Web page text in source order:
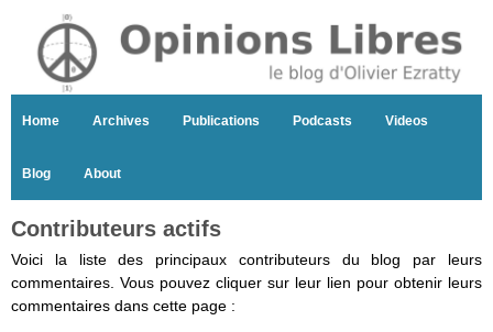
Home Archives Publications Podcasts Videos
Blog About
Contributeurs actifs
Voici la liste des principaux contributeurs du blog par leurs
commentaires. Vous pouvez cliquer sur leur lien pour obtenir leurs
commentaires dans cette page :